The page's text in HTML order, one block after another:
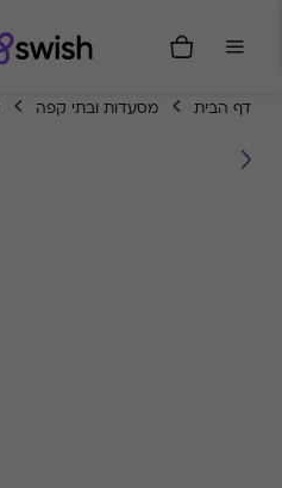
דף הבית מסעדות ובתי קפה